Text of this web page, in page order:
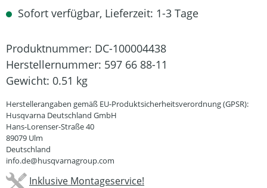
Sofort verfügbar, Lieferzeit: 1-3 Tage
Produktnummer: DC-100004438
Herstellernummer: 597 66 88-11
Gewicht: 0.51 kg
Herstellerangaben gemäß EU-Produktsicherheitsverordnung (GPSR):
Husqvarna Deutschland GmbH
Hans-Lorenser-Straße 40
89079 Ulm
Deutschland
info.de@husqvarnagroup.com
Inklusive Montageservice!